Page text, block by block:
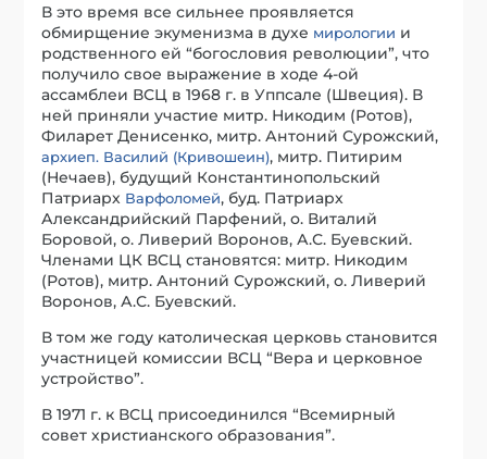
В это время все сильнее проявляется
обмирщение экуменизма в духе мирологии и
родственного ей “богословия революции”, что
получило свое выражение в ходе 4-ой
ассамблеи ВСЦ в 1968 г. в Уппсале (Швеция). В
ней приняли участие митр. Никодим (Ротов),
Филарет Денисенко, митр. Антоний Сурожский,
архиеп. Василий (Кривошеин), митр. Питирим
(Нечаев), будущий Константинопольский
Патриарх Варфоломей, буд. Патриарх
Александрийский Парфений, о. Виталий
Боровой, о. Ливерий Воронов, А.С. Буевский.
Членами ЦК ВСЦ становятся: митр. Никодим
(Ротов), митр. Антоний Сурожский, о. Ливерий
Воронов, А.С. Буевский.
В том же году католическая церковь становится
участницей комиссии ВСЦ “Вера и церковное
устройство”.
В 1971 г. к ВСЦ присоединился “Всемирный
совет христианского образования”.